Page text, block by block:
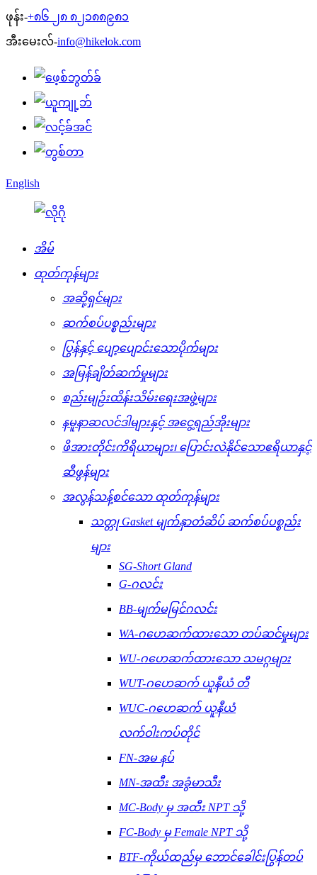
ဖုန်း-+၈၆ ၂၈ ၈၂၁၈၈၉၈၁
အီးမေးလ်-info@hikelok.com
English
အိမ်
ထုတ်ကုန်များ
အဆို့ရှင်များ
ဆက်စပ်ပစ္စည်းများ
ပြွန်နှင့် ပျော့ပျောင်းသောပိုက်များ
အမြန်ချိတ်ဆက်မှုများ
စည်းမျဉ်းထိန်းသိမ်းရေးအဖွဲ့များ
နမူနာဆလင်ဒါများနှင့် အငွေ့ရည်အိုးများ
ဖိအားတိုင်းကိရိယာများ၊ ပြောင်းလဲနိုင်သောဧရိယာနှင့်
ဆီဖွန်များ
အလွန်သန့်စင်သော ထုတ်ကုန်များ
သတ္တု Gasket မျက်နှာတံဆိပ် ဆက်စပ်ပစ္စည်း
များ
SG-Short Gland
G-ဂလင်း
BB-မျက်မမြင်ဂလင်း
WA-ဂဟေဆက်ထားသော တပ်ဆင်မှုများ
WU-ဂဟေဆက်ထားသော သမဂ္ဂများ
WUT-ဂဟေဆက် ယူနီယံ တီ
WUC-ဂဟေဆက် ယူနီယံ
လက်ဝါးကပ်တိုင်
FN-အမ နပ်
MN-အထီး အခွံမာသီး
MC-Body မှ အထီး NPT သို့
FC-Body မှ Female NPT သို့
BTF-ကိုယ်ထည်မှ ဘောင်ခေါင်းပြွန်တပ်